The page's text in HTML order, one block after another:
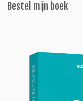
Bestel mijn boek